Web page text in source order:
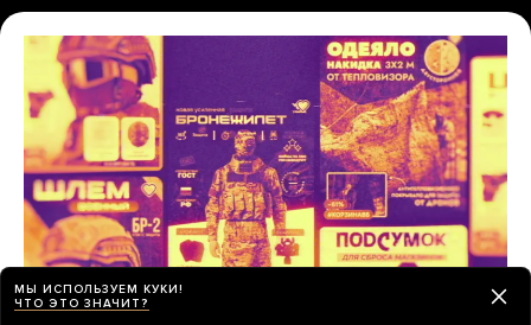
МЫ ИСПОЛЬЗУЕМ КУКИ!
ЧТО ЭТО ЗНАЧИТ?